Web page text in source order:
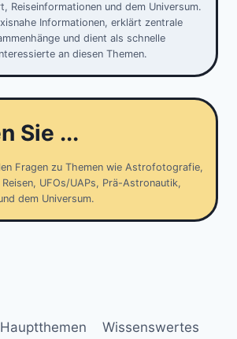
Reiseinformationen und dem Universum.
Informationen, erklärt zentrale
und dient als schnelle
an diesen Themen.
Sie ...
Fragen zu Themen wie Astrofotografie,
UFOs/UAPs, Prä-Astronautik,
dem Universum.
Hauptthemen Wissenswertes